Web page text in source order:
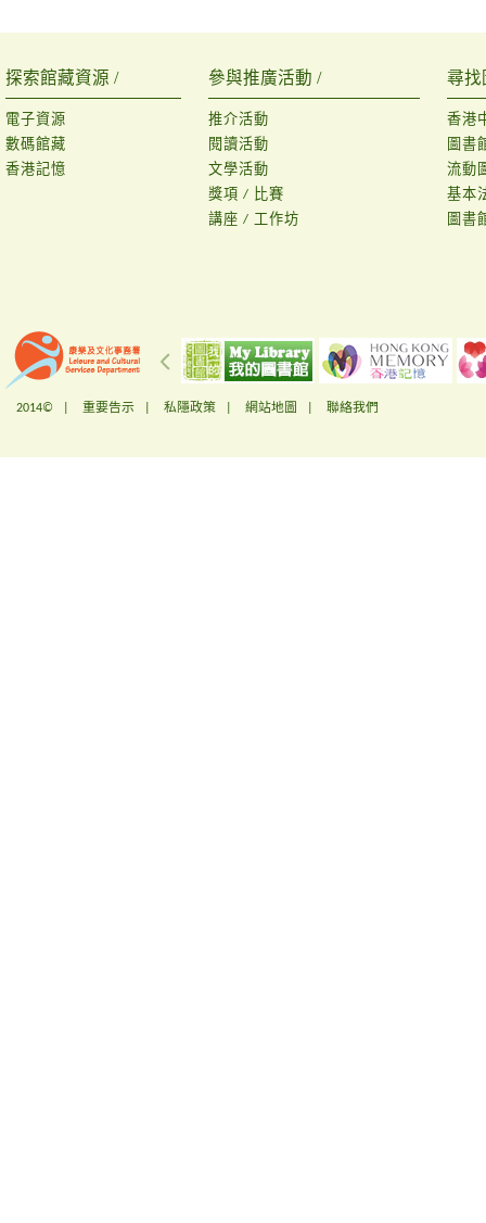
探索館藏資源 /
電子資源
數碼館藏
香港記憶
參與推廣活動 /
推介活動
閱讀活動
文學活動
獎項 / 比賽
講座 / 工作坊
尋找
香港
圖書
流動
基本
圖書
2014© | 重要告示 私隱政策 網站地圖 聯絡我們